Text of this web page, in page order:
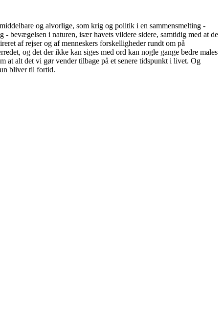
og alvorlige, som krig og politik i en sammensmelting -
bevægelsen i naturen, især havets vildere sidere, samtidig med at de
af rejser og af menneskers forskelligheder rundt om på
og det der ikke kan siges med ord kan nogle gange bedre males
at alt det vi gør vender tilbage på et senere tidspunkt i livet. Og
bliver til fortid.